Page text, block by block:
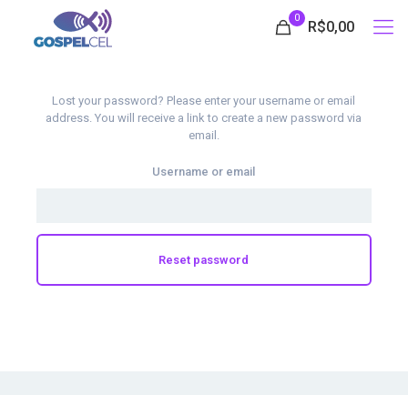
0
R$0,00
Lost your password? Please enter your username or email
address. You will receive a link to create a new password via
email.
Username or email
Reset password